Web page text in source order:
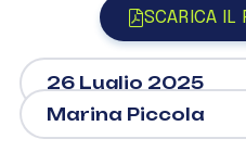
SCARICA IL